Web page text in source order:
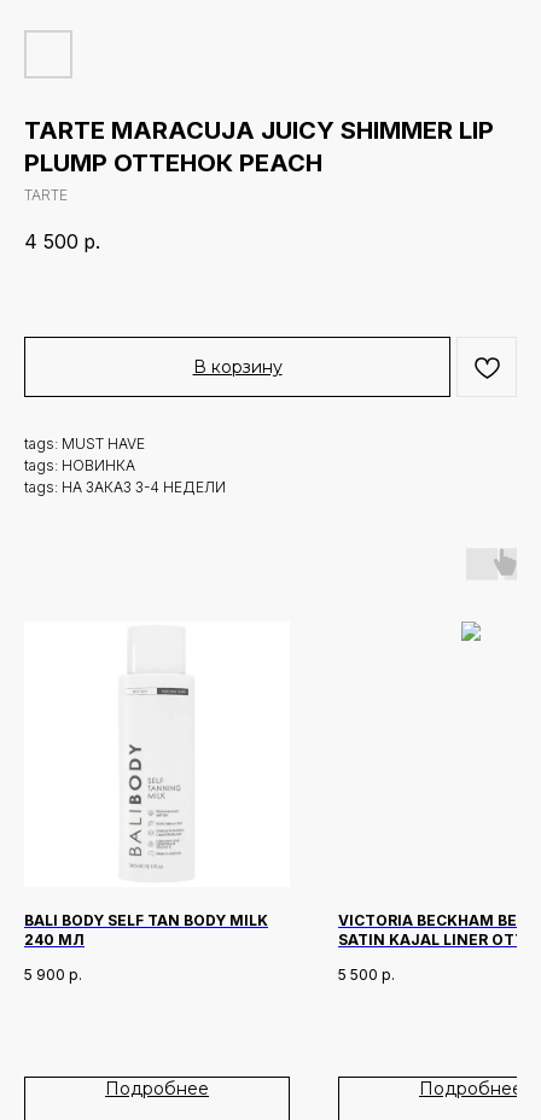
TARTE MARACUJA JUICY SHIMMER LIP
PLUMP ОТТЕНОК PEACH
TARTE
4 500 р.
В корзину
tags: MUST HAVE
tags: НОВИНКА
tags: НА ЗАКАЗ 3-4 НЕДЕЛИ
BALI BODY SELF TAN BODY MILK
240 МЛ
5 900 р.
Подробнее
VICTORIA BECKHAM
SATIN KAJAL LINER
5 500 р.
Подробнее
О нас
Лидеры продаж